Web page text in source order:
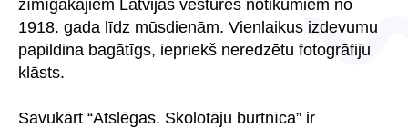
zīmīgākajiem Latvijas vēstures notikumiem no
1918. gada līdz mūsdienām. Vienlaikus izdevumu
papildina bagātīgs, iepriekš neredzētu fotogrāfiju
klāsts.
Savukārt “Atslēgas. Skolotāju burtnīca” ir